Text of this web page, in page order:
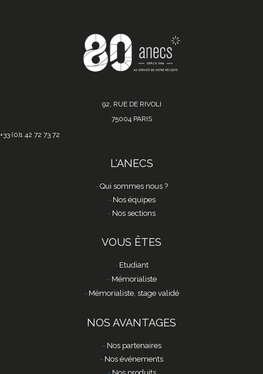
92, RUE DE RIVOLI
75004 PARIS
+33 (0)1 42 72 73 72
L'ANECS
Qui sommes nous ?
Nos équipes
Nos sections
VOUS ÊTES
Etudiant
Mémorialiste
Mémorialiste, stage validé
NOS AVANTAGES
Nos partenaires
Nos événements